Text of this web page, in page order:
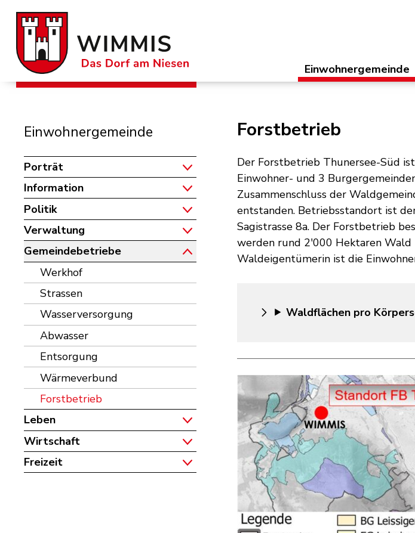
Navigieren in der Gemeinde Wimmis
Schnellnavigation
Einwohnergemeinde
Einwohnergemeinde
Subnavigation
Einwohnergemeinde
Porträt
Information
Politik
Verwaltung
Gemeindebetriebe
Werkhof
Strassen
Wasserversorgung
Abwasser
Entsorgung
Wärmeverbund
Forstbetrieb
Leben
Wirtschaft
Freizeit
Forstbetrieb
Der Forstbetrieb Thunersee-Süd
Einwohner- und 3
Zusammenschluss der
entstanden. Betriebsstandort ist
Sagistrasse 8a. Der Forstbetrieb
werden rund 2'000 Hektaren
Waldeigentümerin ist die
Waldflächen pro